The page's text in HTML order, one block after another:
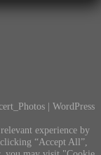
| WordPress
experience by
“Accept All”,